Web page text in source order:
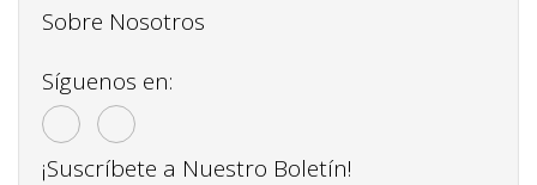
Sobre Nosotros
Síguenos en:
¡Suscríbete a Nuestro Boletín!